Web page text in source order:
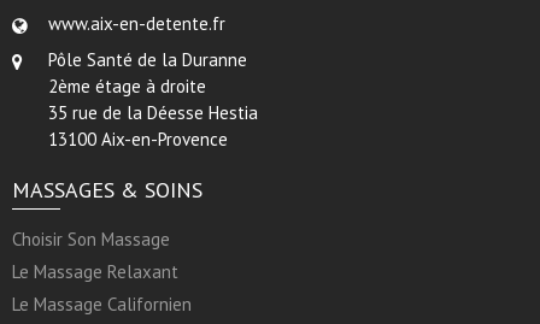
www.aix-en-detente.fr
Pôle Santé de la Duranne
2ème étage à droite
35 rue de la Déesse Hestia
13100 Aix-en-Provence
MASSAGES & SOINS
Choisir Son Massage
Le Massage Relaxant
Le Massage Californien